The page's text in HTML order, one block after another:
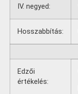
IV. negyed:
Hosszabbítás:
Edzői
értékelés: